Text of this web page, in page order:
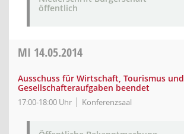
öffentlich
MI 14.05.2014
Ausschuss für Wirtschaft, Tourismus und
Gesellschafteraufgaben beendet
17:00-18:00 Uhr Konferenzsaal